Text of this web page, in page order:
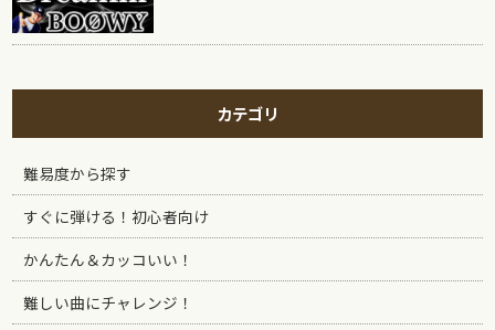
カテゴリ
難易度から探す
すぐに弾ける！初心者向け
かんたん＆カッコいい！
難しい曲にチャレンジ！